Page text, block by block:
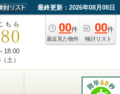
最終更新：2026年08月08日
00件
最近見た物件
00件
検討リスト
18:00
土）